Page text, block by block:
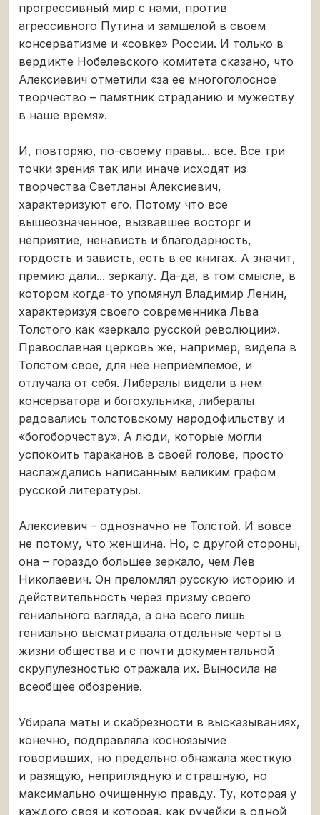
прогрессивный мир с нами, против
агрессивного Путина и замшелой в своем
консерватизме и «совке» России. И только в
вердикте Нобелевского комитета сказано, что
Алексиевич отметили «за ее многоголосное
творчество – памятник страданию и мужеству
в наше время».
И, повторяю, по-своему правы... все. Все три
точки зрения так или иначе исходят из
творчества Светланы Алексиевич,
характеризуют его. Потому что все
вышеозначенное, вызвавшее восторг и
неприятие, ненависть и благодарность,
гордость и зависть, есть в ее книгах. А значит,
премию дали... зеркалу. Да-да, в том смысле, в
котором когда-то упомянул Владимир Ленин,
характеризуя своего современника Льва
Толстого как «зеркало русской революции».
Православная церковь же, например, видела в
Толстом свое, для нее неприемлемое, и
отлучала от себя. Либералы видели в нем
консерватора и богохульника, либералы
радовались толстовскому народофильству и
«богоборчеству». А люди, которые могли
успокоить тараканов в своей голове, просто
наслаждались написанным великим графом
русской литературы.
Алексиевич – однозначно не Толстой. И вовсе
не потому, что женщина. Но, с другой стороны,
она – гораздо большее зеркало, чем Лев
Николаевич. Он преломлял русскую историю и
действительность через призму своего
гениального взгляда, а она всего лишь
гениально высматривала отдельные черты в
жизни общества и с почти документальной
скрупулезностью отражала их. Выносила на
всеобщее обозрение.
Убирала маты и скабрезности в высказываниях,
конечно, подправляла косноязычие
говоривших, но предельно обнажала жесткую
и разящую, неприглядную и страшную, но
максимально очищенную правду. Ту, которая у
каждого своя и которая, как ручейки в одной